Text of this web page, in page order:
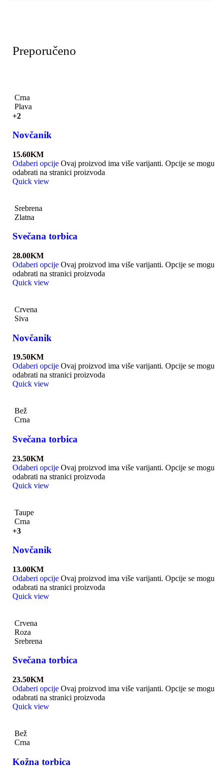
Preporučeno
Crna
Plava
+2
Novčanik
15.60KM
Odaberi opcije Ovaj proizvod ima više varijanti. Opcije se mogu
odabrati na stranici proizvoda
Quick view
Srebrena
Zlatna
Svečana torbica
28.00KM
Odaberi opcije Ovaj proizvod ima više varijanti. Opcije se mogu
odabrati na stranici proizvoda
Quick view
Crvena
Siva
Novčanik
19.50KM
Odaberi opcije Ovaj proizvod ima više varijanti. Opcije se mogu
odabrati na stranici proizvoda
Quick view
Bež
Crna
Svečana torbica
23.50KM
Odaberi opcije Ovaj proizvod ima više varijanti. Opcije se mogu
odabrati na stranici proizvoda
Quick view
Taupe
Crna
+3
Novčanik
13.00KM
Odaberi opcije Ovaj proizvod ima više varijanti. Opcije se mogu
odabrati na stranici proizvoda
Quick view
Crvena
Roza
Srebrena
Svečana torbica
23.50KM
Odaberi opcije Ovaj proizvod ima više varijanti. Opcije se mogu
odabrati na stranici proizvoda
Quick view
Bež
Crna
Kožna torbica